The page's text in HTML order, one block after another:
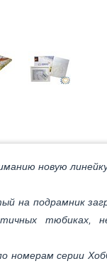
новую
на подрамник
тюбиках,
номерам серии